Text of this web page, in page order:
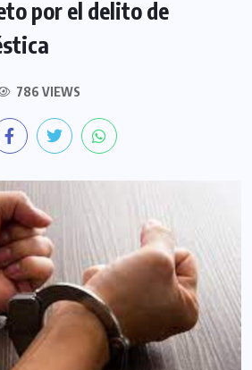
por el delito de
786 VIEWS